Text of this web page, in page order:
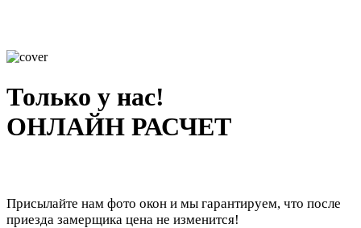
Только у нас!
ОНЛАЙН РАСЧЕТ
Присылайте нам фото окон и мы гарантируем, что после
приезда замерщика цена не изменится!